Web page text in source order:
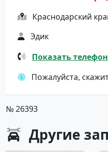
Краснодарский
Эдик
Показать телефон
Пожалуйста,
№ 26393
Другие